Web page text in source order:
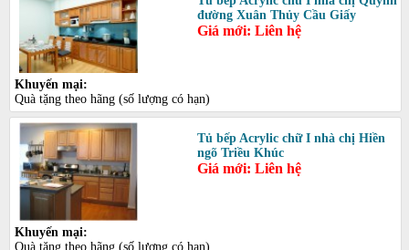
đường Xuân Thủy Cầu Giấy
Giá mới: Liên hệ
Khuyến mại:
Quà tặng theo hãng (số lượng có hạn)
Tủ bếp Acrylic chữ I nhà chị Hiền
ngõ Triều Khúc
Giá mới: Liên hệ
Khuyến mại:
Quà tặng theo hãng (số lượng có hạn)